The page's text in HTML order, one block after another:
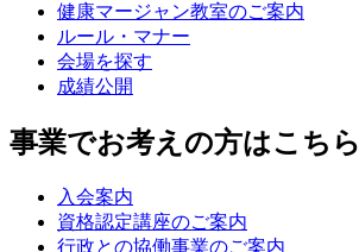
健康マージャン教室のご案内
ルール・マナー
会場を探す
成績公開
事業でお考えの方はこちら
入会案内
資格認定講座のご案内
行政との協働事業のご案内